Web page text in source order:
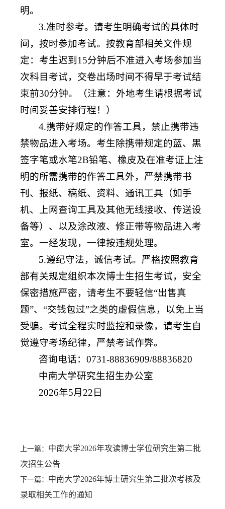
明。
3.准时参考。请考生明确考试的具体时
间，按时参加考试。按教育部相关文件规
定：考生迟到15分钟后不准进入考场参加当
次科目考试，交卷出场时间不得早于考试结
束前30分钟。（注意：外地考生请根据考试
时间妥善安排行程！）
4.携带好规定的作答工具，禁止携带违
禁物品进入考场。考生除携带规定的蓝、黑
签字笔或水笔2B铅笔、橡皮及在准考证上注
明的所需携带的作答工具外，严禁携带书
刊、报纸、稿纸、资料、通讯工具（如手
机、上网查询工具及其他无线接收、传送设
备等）、以及涂改液、修正带等物品进入考
室。一经发现，一律按违规处理。
5.遵纪守法，诚信考试。严格按照教育
部有关规定组织本次博士生招生考试，安全
保密措施严密，请考生不要轻信“出售真
题”、“交钱包过”之类的虚假信息，以免上当
受骗。考试全程实时监控和录像，请考生自
觉遵守考场纪律，严禁考试作弊。
咨询电话：0731-88836909/88836820
中南大学研究生招生办公室
2026年5月22日
上一篇： 中南大学2026年攻读博士学位研究生第二批
次招生公告
下一篇： 中南大学2026年博士研究生第二批次考核及
录取相关工作的通知